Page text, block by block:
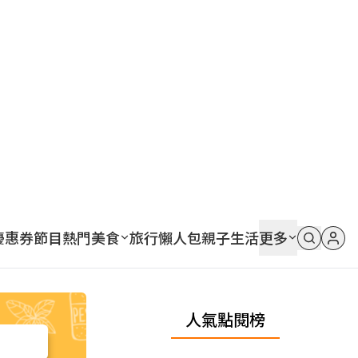
惠券節目熱門美食 旅行懶人包親子生活更多
人氣點閱榜